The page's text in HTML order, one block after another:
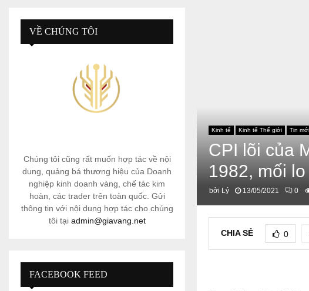
Kinh tế Kinh tế Thế giới Tin
CPI lõi của
1982, mối
bởi Lý 13/05/2021 0
CHIA SẺ 0
VỀ CHÚNG TÔI
Chúng tôi cũng rất muốn hợp tác về nội
dung, quảng bá thương hiệu của Doanh
nghiệp kinh doanh vàng, chế tác kim
hoàn, các trader trên toàn quốc. Gửi
thông tin với nội dung hợp tác cho chúng
tôi tại admin@giavang.net
FACEBOOK FEED